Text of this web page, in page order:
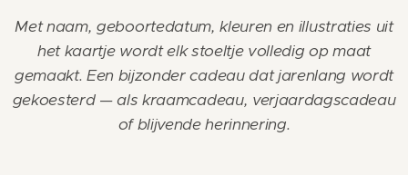
Met naam, geboortedatum, kleuren en illustraties uit
het kaartje wordt elk stoeltje volledig op maat
gemaakt. Een bijzonder cadeau dat jarenlang wordt
gekoesterd — als kraamcadeau, verjaardagscadeau
of blijvende herinnering.